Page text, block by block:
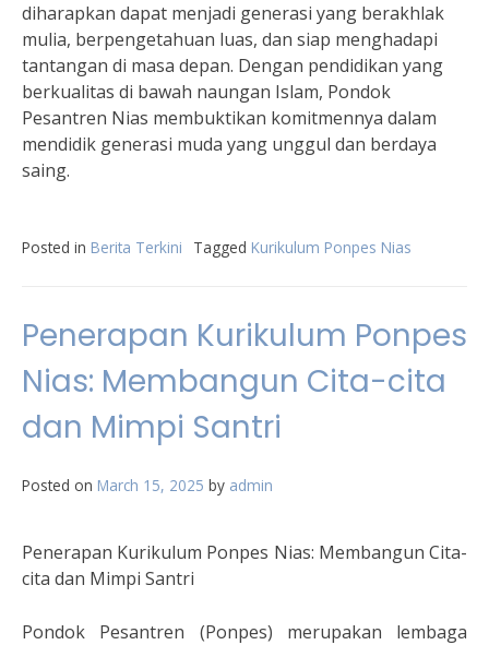
diharapkan dapat menjadi generasi yang berakhlak
mulia, berpengetahuan luas, dan siap menghadapi
tantangan di masa depan. Dengan pendidikan yang
berkualitas di bawah naungan Islam, Pondok
Pesantren Nias membuktikan komitmennya dalam
mendidik generasi muda yang unggul dan berdaya
saing.
Posted in Berita Terkini Tagged Kurikulum Ponpes Nias
Penerapan Kurikulum Ponpes
Nias: Membangun Cita-cita
dan Mimpi Santri
Posted on March 15, 2025 by admin
Penerapan Kurikulum Ponpes Nias: Membangun Cita-
cita dan Mimpi Santri
Pondok Pesantren (Ponpes) merupakan lembaga